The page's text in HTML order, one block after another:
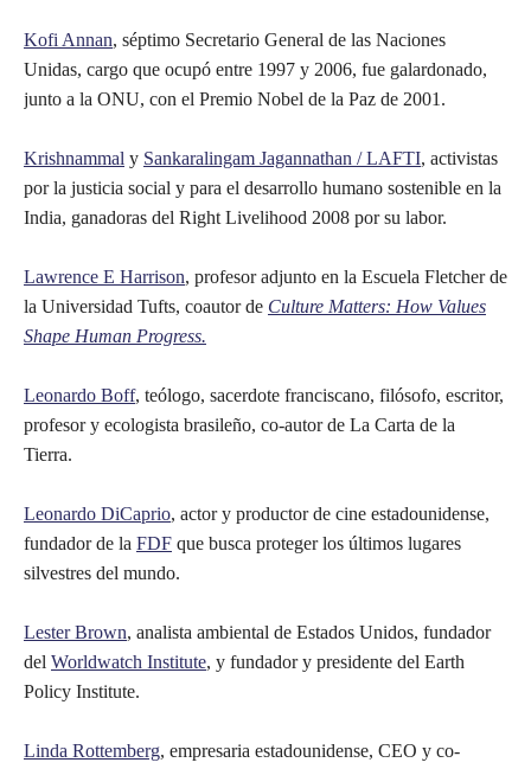
Kofi Annan, séptimo Secretario General de las Naciones
Unidas, cargo que ocupó entre 1997 y 2006, fue galardonado,
junto a la ONU, con el Premio Nobel de la Paz de 2001.
Krishnammal y Sankaralingam Jagannathan / LAFTI, activistas
por la justicia social y para el desarrollo humano sostenible en la
India, ganadoras del Right Livelihood 2008 por su labor.
Lawrence E Harrison, profesor adjunto en la Escuela Fletcher de
la Universidad Tufts, coautor de Culture Matters: How Values
Shape Human Progress.
Leonardo Boff, teólogo, sacerdote franciscano, filósofo, escritor,
profesor y ecologista brasileño, co-autor de La Carta de la
Tierra.
Leonardo DiCaprio, actor y productor de cine estadounidense,
fundador de la FDF que busca proteger los últimos lugares
silvestres del mundo.
Lester Brown, analista ambiental de Estados Unidos, fundador
del Worldwatch Institute, y fundador y presidente del Earth
Policy Institute.
Linda Rottemberg, empresaria estadounidense, CEO y co-